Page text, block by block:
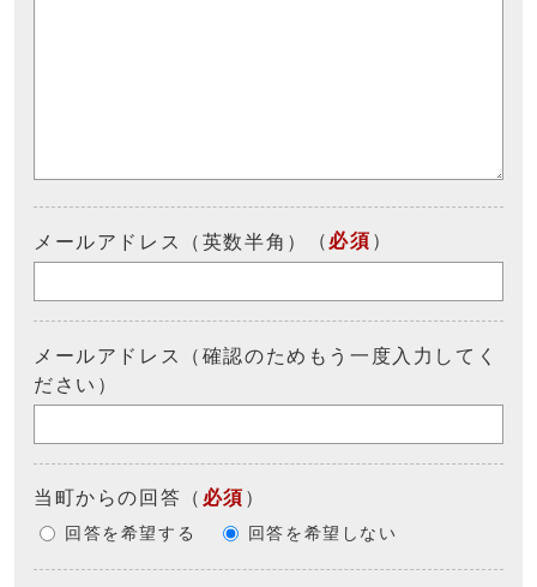
メールアドレス（英数半角） （ 必須 ）
メールアドレス（確認のためもう一度入力してく
ださい）
当町からの回答 （ 必須 ）
回答を希望する 回答を希望しない